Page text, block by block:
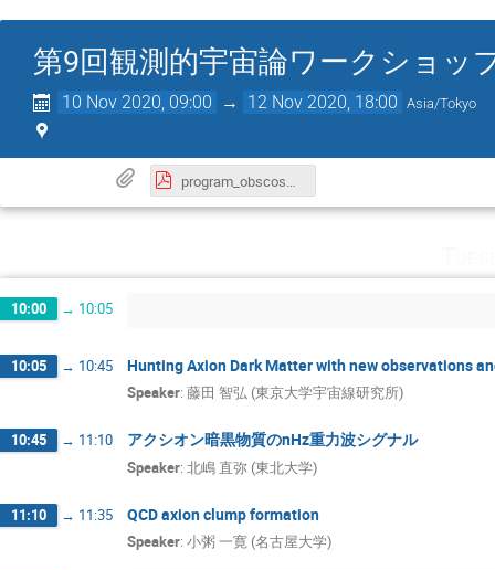
第9回観測的宇宙論ワークショッ
10 Nov 2020, 09:00 → 12 Nov 2020, 18:00 Asia/Tokyo
program_obscosmo16.pdf
10:00 → 10:05
10:05 → 10:45 Hunting Axion Dark Matter with new observations
Speaker: 藤田 智弘 (東京大学宇宙線研究所)
10:45 → 11:10 アクシオン暗黒物質のnHz重力波シグナル
Speaker: 北嶋 直弥 (東北大学)
11:10 → 11:35 QCD axion clump formation
Speaker: 小粥 一寛 (名古屋大学)